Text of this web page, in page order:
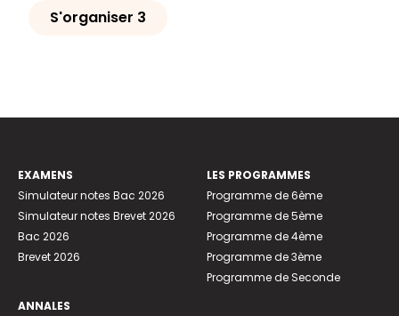
S'organiser 3
EXAMENS
Simulateur notes Bac 2026
Simulateur notes Brevet 2026
Bac 2026
Brevet 2026
ANNALES
LES PROGRAMMES
Programme de 6ème
Programme de 5ème
Programme de 4ème
Programme de 3ème
Programme de Seconde